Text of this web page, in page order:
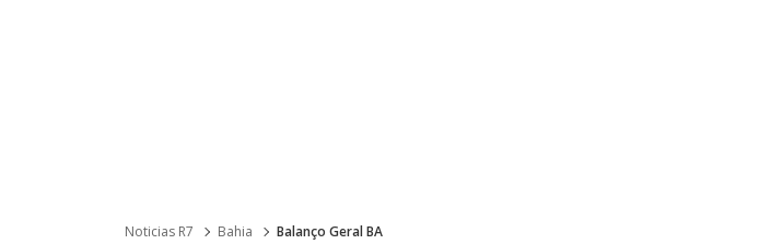
Noticias R7 Bahia Balanço Geral BA